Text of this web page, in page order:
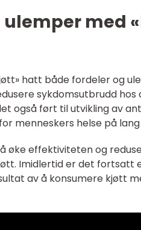
med
hatt både fordeler og
sykdomsutbrudd hos
også ført til utvikling av
menneskers helse på lang
øke effektiviteten og
Imidlertid er det fortsatt
av å konsumere kjøtt